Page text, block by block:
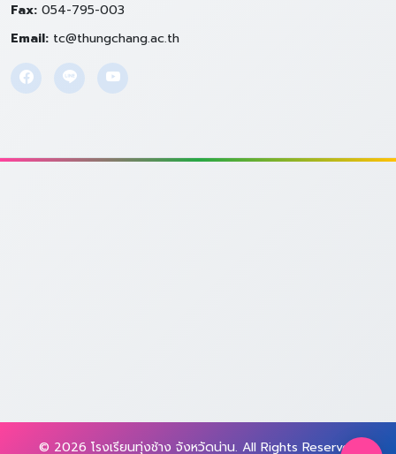
Fax: 054-795-003
Email: tc@thungchang.ac.th
© 2026 โรงเรียนทุ่งช้าง จังหวัดน่าน. All Rights Reserved